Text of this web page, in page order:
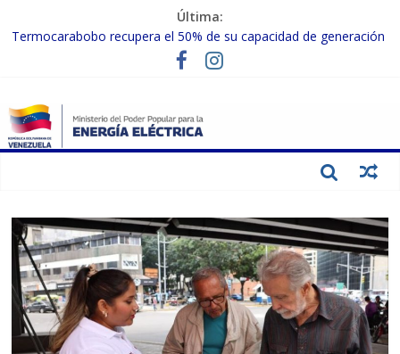
Última:
Termocarabobo recupera el 50% de su capacidad de generación
MPPEE avanza en la recuperación de infraestructuras eléctricas
Gobierno Nacional coordina acciones con el sector privado para
fortalecer el SEN ante el «Súper Niño»
Inspeccionan trabajos de rehabilitación en instalaciones del SEN